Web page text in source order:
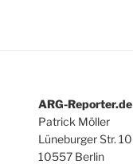
ARG-Reporter.de
Patrick Möller
Lüneburger Str. 10
10557 Berlin